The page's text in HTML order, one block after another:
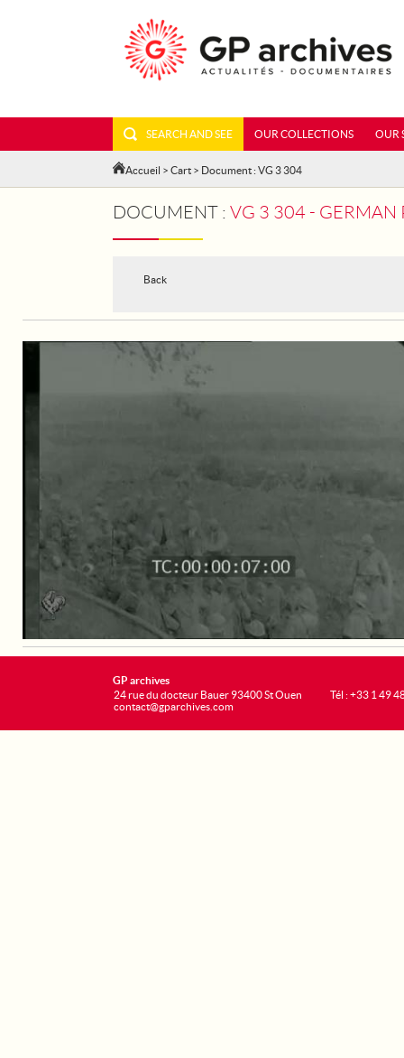
SEARCH AND SEE OUR COLLECTIONS OUR
Accueil > Cart > Document : VG 3 304
DOCUMENT : VG 3 304 - GERMAN
Back
GP archives
24 rue du docteur Bauer 93400 St Ouen
contact@gparchives.com
Tél : +33 1 49